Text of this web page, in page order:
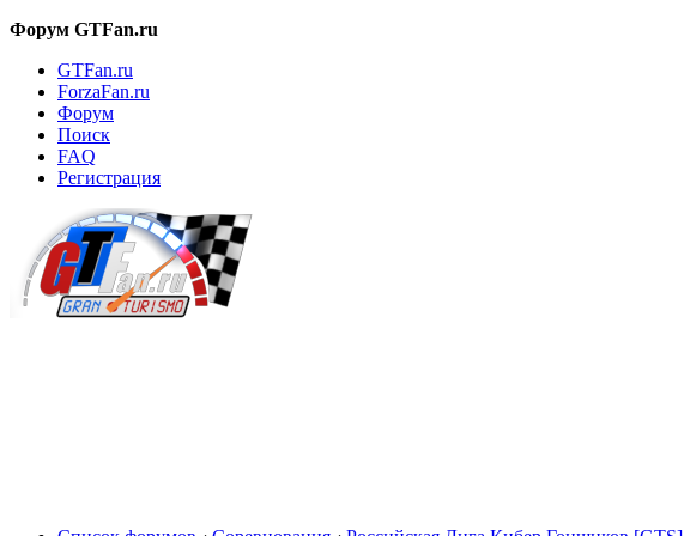
Форум GTFan.ru
GTFan.ru
ForzaFan.ru
Форум
Поиск
FAQ
Регистрация